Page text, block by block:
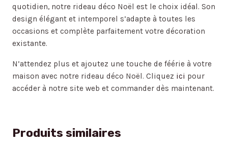
quotidien, notre rideau déco Noël est le choix idéal. Son
design élégant et intemporel s’adapte à toutes les
occasions et complète parfaitement votre décoration
existante.
N’attendez plus et ajoutez une touche de féérie à votre
maison avec notre rideau déco Noël. Cliquez ici pour
accéder à notre site web et commander dès maintenant.
Produits similaires